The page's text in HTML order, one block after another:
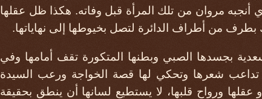
أنجبه مروان من تلك المرأة قبل وفاته. هكذا ظل عقلها
من أطراف الدائرة لتصل بخيوطها إلى نهاياتها.
بجسدها الصبي وبطنها المتكورة تقف أمامها وفي
تداعب شعرها وتحكي لها قصة الخواجة ورعب السيدة
ورواح قلبها، لا يستطيع لسانها أن ينطق بحقيقة